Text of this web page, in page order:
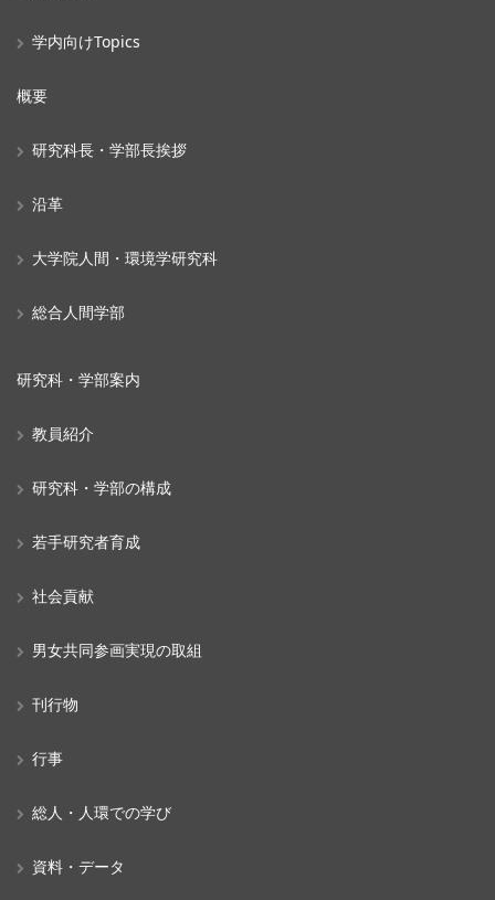
学内向けTopics
概要
研究科長・学部長挨拶
沿革
大学院人間・環境学研究科
総合人間学部
研究科・学部案内
教員紹介
研究科・学部の構成
若手研究者育成
社会貢献
男女共同参画実現の取組
刊行物
行事
総人・人環での学び
資料・データ